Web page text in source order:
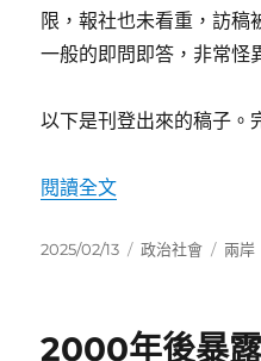
限，報社也未看重，訪稿
一般的即問即答，非常怪
以下是刊登出來的稿子。
閱讀全文〈汪致重：未能
發
2025/02/13
分
政治社會
標
兩岸
2000年後暴